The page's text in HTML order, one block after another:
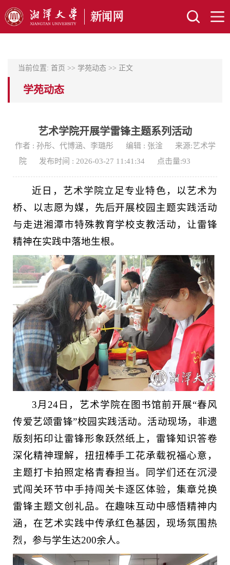
当前位置: 首页 >> 学苑动态 >> 正文
学苑动态
艺术学院开展学雷锋主题系列活动
作者 : 孙彤、代博涵、李璐彤 编辑 : 张淦
来源:艺术学
院
发布时间 : 2026-03-27 11:41:34 点击量:93
近日，艺术学院立足专业特色，以艺术为
桥、以志愿为媒，先后开展校园主题实践活动
与走进湘潭市特殊教育学校支教活动，让雷锋
精神在实践中落地生根。
3月24日，艺术学院在图书馆前开展“春风
传爱艺颂雷锋”校园实践活动。活动现场，非遗
版刻拓印让雷锋形象跃然纸上，雷锋知识答卷
深化精神理解，扭扭棒手工花承载祝福心意，
主题打卡拍照定格青春担当。同学们还在沉浸
式闯关环节中手持闯关卡逐区体验，集章兑换
雷锋主题文创礼品。在趣味互动中感悟精神内
涵，在艺术实践中传承红色基因，现场氛围热
烈，参与学生达200余人。